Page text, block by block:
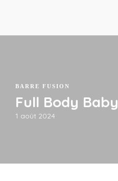
BARRE FUSION
Full Body Baby
1 août 2024